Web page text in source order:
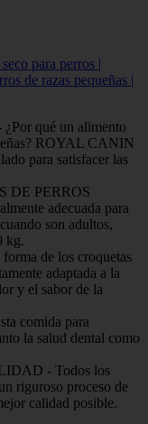
para perros |
de razas pequeñas |
qué un alimento
ROYAL CANIN
para satisfacer las
DE PERROS
adecuada para
son adultos,
kg.
de los croquetas
adaptada a la
y el sabor de la
comida para
la salud dental como
- Todos los
riguroso proceso de
calidad posible.